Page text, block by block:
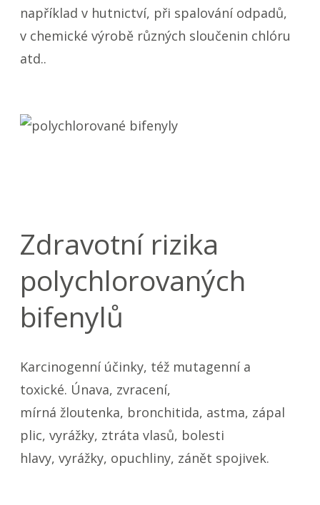
například v hutnictví, při spalování odpadů,
v chemické výrobě různých sloučenin chlóru
atd..
Zdravotní rizika
polychlorovaných
bifenylů
Karcinogenní účinky, též mutagenní a
toxické. Únava, zvracení,
mírná žloutenka, bronchitida, astma, zápal
plic, vyrážky, ztráta vlasů, bolesti
hlavy, vyrážky, opuchliny, zánět spojivek.